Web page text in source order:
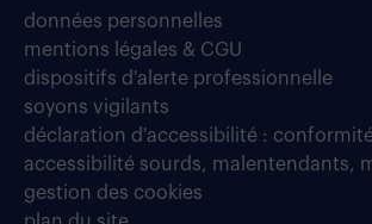
données personnelles
mentions légales & CGU
dispositifs d'alerte professionnelle
soyons vigilants
déclaration d'accessibilité :
accessibilité sourds, malentendants,
gestion des cookies